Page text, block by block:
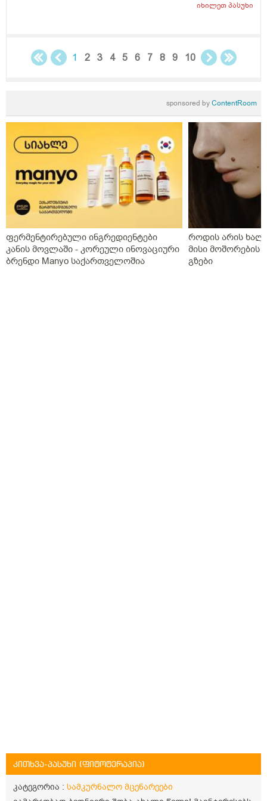
იხილეთპასუხი
1 2 3 4 5 6 7 8 9 10
sponsored byContentRoom
ფერმენტირებული ინგრედიენტები
კანის მოვლაში - კორეული ინოვაციური
ბრენდი Manyo საქართველოშია
როდის არის
მისი მოშორების
გზები
კითხვა-პასუხი (ფიტოტერაპია)
კატეგორია : სამკურნალო მცენარეები